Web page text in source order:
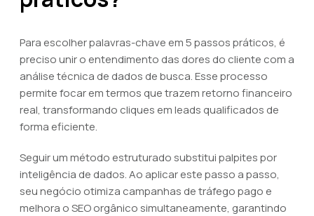
Para escolher palavras-chave em 5 passos práticos, é
preciso unir o entendimento das dores do cliente com a
análise técnica de dados de busca. Esse processo
permite focar em termos que trazem retorno financeiro
real, transformando cliques em leads qualificados de
forma eficiente.
Seguir um método estruturado substitui palpites por
inteligência de dados. Ao aplicar este passo a passo,
seu negócio otimiza campanhas de tráfego pago e
melhora o SEO orgânico simultaneamente, garantindo